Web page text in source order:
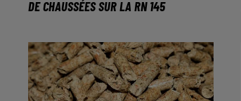
DE CHAUSSÉES SUR LA RN 145